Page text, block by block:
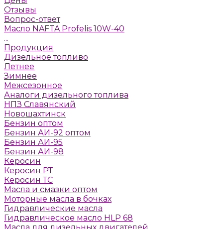
Отзывы
Вопрос-ответ
Масло NAFTA Profelis 10W-40
...
Продукция
Дизельное топливо
Летнее
Зимнее
Межсезонное
Аналоги дизельного топлива
НПЗ Славянский
Новошахтинск
Бензин оптом
Бензин АИ-92 оптом
Бензин АИ-95
Бензин АИ-98
Керосин
Керосин РТ
Керосин ТС
Масла и смазки оптом
Моторные масла в бочках
Гидравлические масла
Гидравлическое масло HLP 68